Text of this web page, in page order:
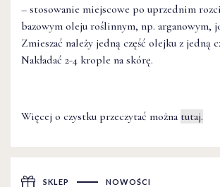
– stosowanie miejscowe po uprzednim
bazowym oleju roślinnym, np. arganowym,
Zmieszać należy jedną część olejku z jedną
Nakładać 2-4 krople na skórę.
Więcej o czystku przeczytać można tutaj.
SKLEP NOWOŚCI